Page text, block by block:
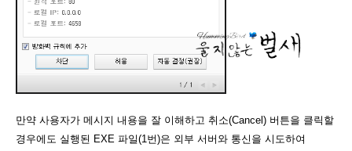
만약 사용자가 메시지 내용을 잘 이해하고 취소(Cancel) 버튼을 클릭할
경우에도 실행된 EXE 파일(1번)은 외부 서버와 통신을 시도하여